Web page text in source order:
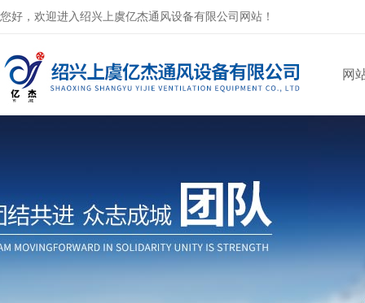
您好，欢迎进入绍兴上虞亿杰通风设备有限公司网站！
网